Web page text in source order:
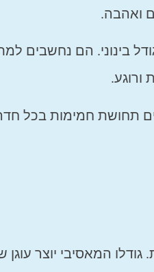
ואהבה.
בינוני. הם נחשבים
תחושת חמימות בכל
המאסיבי יוצר עוגן